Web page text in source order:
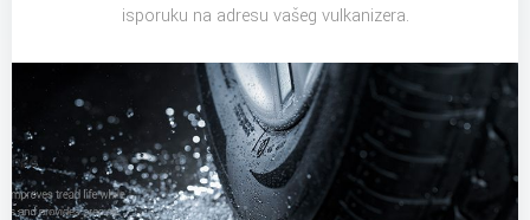
isporuku na adresu vašeg vulkanizera.